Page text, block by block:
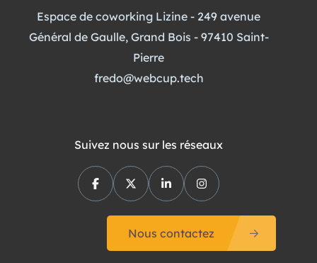
Espace de coworking Lizine - 249 avenue
Général de Gaulle, Grand Bois - 97410 Saint-
Pierre
fredo@webcup.tech
Suivez nous sur les réseaux
Nous contactez